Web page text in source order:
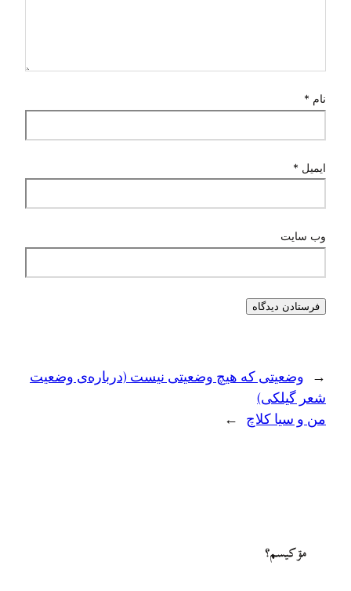
نام *
ایمیل *
وب‌ سایت
←
وضعیتی که هیچ وضعیتی نیست (درباره‌ی وضعیت
شعر گیلکی)
من و سيا کلاچ
→
مۊ کيسم؟